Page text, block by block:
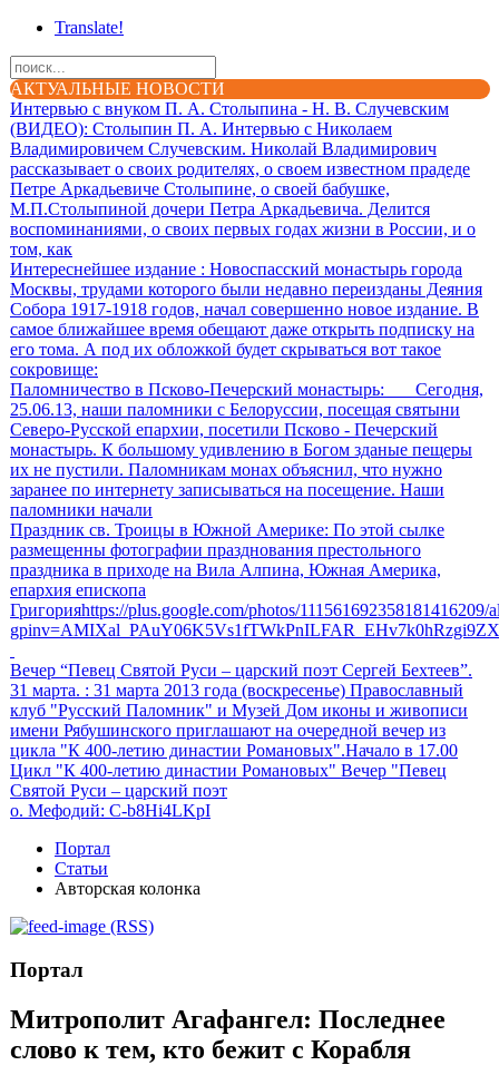
Translate!
АКТУАЛЬНЫЕ НОВОСТИ
Интервью с внуком П. А. Столыпина - Н. В. Случевским
(ВИДЕО): Столыпин П. А. Интервью с Николаем
Владимировичем Случевским. Николай Владимирович
рассказывает о своих родителях, о своем известном прадеде
Петре Аркадьевиче Столыпине, о своей бабушке,
М.П.Столыпиной дочери Петра Аркадьевича. Делится
воспоминаниями, о своих первых годах жизни в России, и о
том, как
Интереснейшее издание : Новоспасский монастырь города
Москвы, трудами которого были недавно переизданы Деяния
Собора 1917-1918 годов, начал совершенно новое издание. В
самое ближайшее время обещают даже открыть подписку на
его тома. А под их обложкой будет скрываться вот такое
сокровище:
Паломничество в Псково-Печерский монастырь: Сегодня,
25.06.13, наши паломники с Белоруссии, посещая святыни
Северо-Русской епархии, посетили Псково - Печерский
монастырь. К большому удивлению в Богом зданые пещеры
их не пустили. Паломникам монах объяснил, что нужно
заранее по интернету записываться на посещение. Наши
паломники начали
Праздник св. Троицы в Южной Америке: По этой сылке
размещенны фотографии празднования престольного
праздника в приходе на Вила Алпина, Южная Америка,
епархия епископа
Григорияhttps://plus.google.com/photos/111561692358181416209/
Вечер “Певец Святой Руси – царский поэт Сергей Бехтеев”.
31 марта. : 31 марта 2013 года (воскресенье) Православный
клуб "Русский Паломник" и Музей Дом иконы и живописи
имени Рябушинского приглашают на очередной вечер из
цикла "К 400-летию династии Романовых".Начало в 17.00
Цикл "К 400-летию династии Романовых" Вечер "Певец
Святой Руси – царский поэт
о. Мефодий: C-b8Hi4LKpI
Портал
Статьи
Авторская колонка
(RSS)
Портал
Митрополит Агафангел: Последнее
слово к тем, кто бежит с Корабля